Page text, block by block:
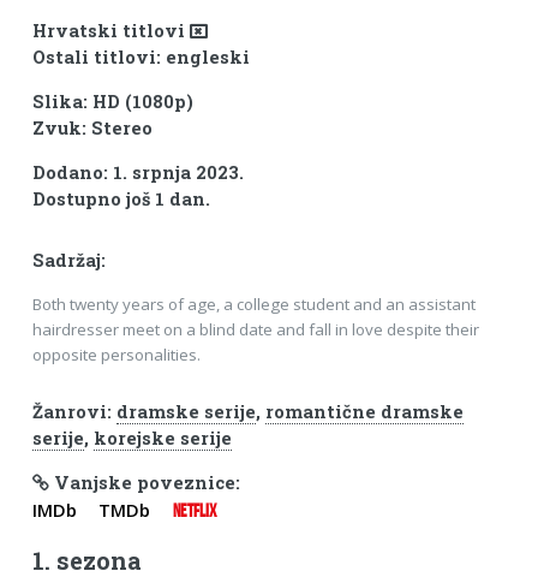
Hrvatski titlovi
Ostali titlovi: engleski
Slika: HD (1080p)
Zvuk: Stereo
Dodano: 1. srpnja 2023.
Dostupno još 1 dan.
Sadržaj:
Both twenty years of age, a college student and an assistant
hairdresser meet on a blind date and fall in love despite their
opposite personalities.
Žanrovi: dramske serije, romantične dramske
serije, korejske serije
Vanjske poveznice:
IMDb TMDb NETFLIX
1. sezona